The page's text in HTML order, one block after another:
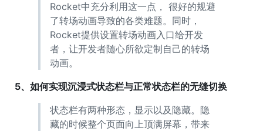
Rocket中充分利用这一点， 很好的规避
了转场动画导致的各类难题。同时，
Rocket提供设置转场动画入口给开发
者，让开发者随心所欲定制自己的转场
动画。
5、如何实现沉浸式状态栏与正常状态栏的无缝切换
状态栏有两种形态，显示以及隐藏。隐
藏的时候整个页面向上顶满屏幕，带来